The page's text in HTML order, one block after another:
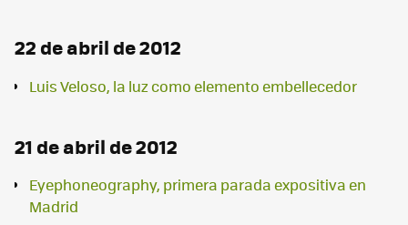
22 de abril de 2012
Luis Veloso, la luz como elemento embellecedor
21 de abril de 2012
Eyephoneography, primera parada expositiva en
Madrid